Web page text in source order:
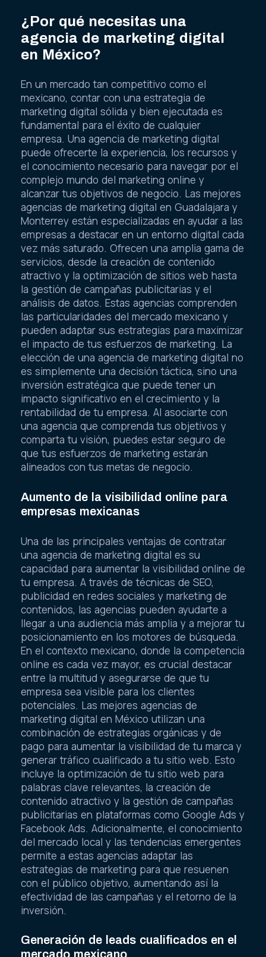
¿Por qué necesitas una
agencia de marketing digital
en México?
En un mercado tan competitivo como el
mexicano, contar con una estrategia de
marketing digital sólida y bien ejecutada es
fundamental para el éxito de cualquier
empresa. Una agencia de marketing digital
puede ofrecerte la experiencia, los recursos y
el conocimiento necesario para navegar por el
complejo mundo del marketing online y
alcanzar tus objetivos de negocio. Las mejores
agencias de marketing digital en Guadalajara y
Monterrey están especializadas en ayudar a las
empresas a destacar en un entorno digital cada
vez más saturado. Ofrecen una amplia gama de
servicios, desde la creación de contenido
atractivo y la optimización de sitios web hasta
la gestión de campañas publicitarias y el
análisis de datos. Estas agencias comprenden
las particularidades del mercado mexicano y
pueden adaptar sus estrategias para maximizar
el impacto de tus esfuerzos de marketing. La
elección de una agencia de marketing digital no
es simplemente una decisión táctica, sino una
inversión estratégica que puede tener un
impacto significativo en el crecimiento y la
rentabilidad de tu empresa. Al asociarte con
una agencia que comprenda tus objetivos y
comparta tu visión, puedes estar seguro de
que tus esfuerzos de marketing estarán
alineados con tus metas de negocio.
Aumento de la visibilidad online para
empresas mexicanas
Una de las principales ventajas de contratar
una agencia de marketing digital es su
capacidad para aumentar la visibilidad online de
tu empresa. A través de técnicas de SEO,
publicidad en redes sociales y marketing de
contenidos, las agencias pueden ayudarte a
llegar a una audiencia más amplia y a mejorar tu
posicionamiento en los motores de búsqueda.
En el contexto mexicano, donde la competencia
online es cada vez mayor, es crucial destacar
entre la multitud y asegurarse de que tu
empresa sea visible para los clientes
potenciales. Las mejores agencias de
marketing digital en México utilizan una
combinación de estrategias orgánicas y de
pago para aumentar la visibilidad de tu marca y
generar tráfico cualificado a tu sitio web. Esto
incluye la optimización de tu sitio web para
palabras clave relevantes, la creación de
contenido atractivo y la gestión de campañas
publicitarias en plataformas como Google Ads y
Facebook Ads. Adicionalmente, el conocimiento
del mercado local y las tendencias emergentes
permite a estas agencias adaptar las
estrategias de marketing para que resuenen
con el público objetivo, aumentando así la
efectividad de las campañas y el retorno de la
inversión.
Generación de leads cualificados en el
mercado mexicano